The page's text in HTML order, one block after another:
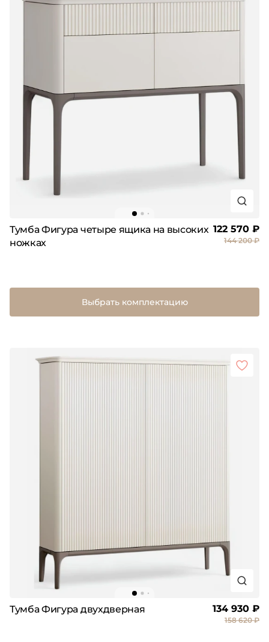
Тумба Фигура четыре ящика на высоких
ножках
122 570 ₽
144 200 ₽
Выбрать комплектацию
Тумба Фигура двухдверная 134 930 ₽
158 620 ₽